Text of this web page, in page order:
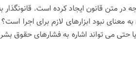
در متن قانون ایجاد کرده است.
نبود ابزارهای لازم برای اجرا
حتی می تواند اشاره به فشارهای حقوق